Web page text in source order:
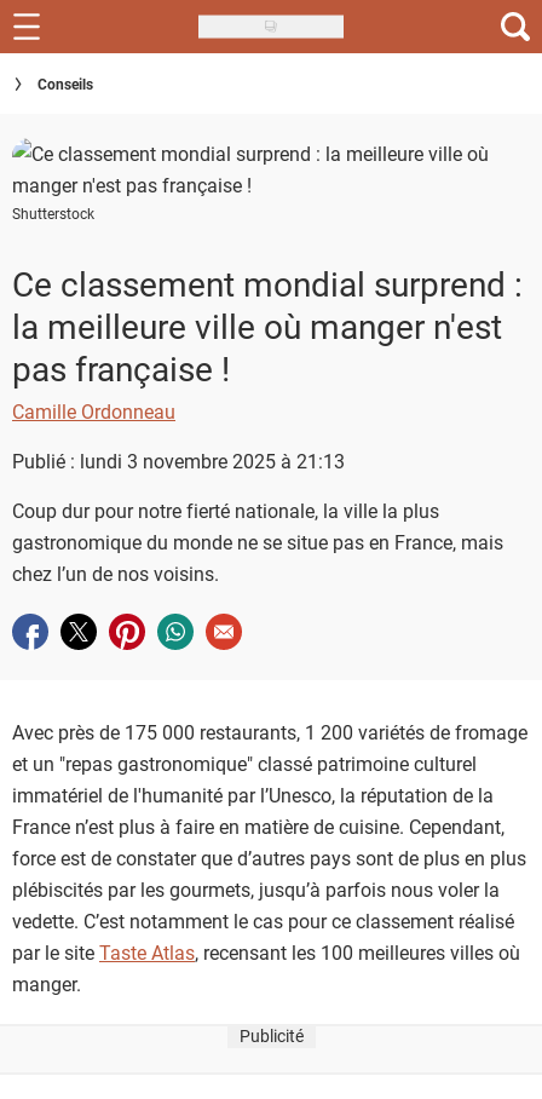
Skip
to
main
Recettes
Inspirations
Conseils
Actus
Guide d'achat
Conseils
Shutterstock
Ce classement mondial surprend :
la meilleure ville où manger n'est
pas française !
Camille Ordonneau
Publié : lundi 3 novembre 2025 à 21:13
Coup dur pour notre fierté nationale, la ville la plus
gastronomique du monde ne se situe pas en France, mais
chez l’un de nos voisins.
Partager sur facebook
Partager sur twitter
Partager sur pinterest
Partager sur whatsapp
Envoyer à un ami
Avec près de 175 000 restaurants, 1 200 variétés de fromage
et un "repas gastronomique" classé patrimoine culturel
immatériel de l'humanité par l’Unesco, la réputation de la
France n’est plus à faire en matière de cuisine. Cependant,
force est de constater que d’autres pays sont de plus en plus
plébiscités par les gourmets, jusqu’à parfois nous voler la
vedette. C’est notamment le cas pour ce classement réalisé
par le siteTaste Atlas, recensant les 100 meilleures villes où
manger.
Publicité